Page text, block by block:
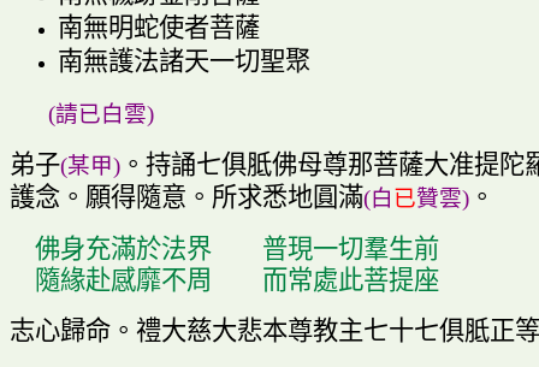
南無明蛇使者菩薩
南無護法諸天一切聖聚
(請已白雲)
弟子(某甲)。 持誦七俱胝佛母尊那菩薩大准提陀
護念。 願得隨意 。 所求悉地圓滿(白已贊雲)。
佛身充滿於法界
普現一切羣生前
隨緣赴感靡不周
而常處此菩提座
志心歸命。 禮大慈大悲本尊教主七十七俱胝正